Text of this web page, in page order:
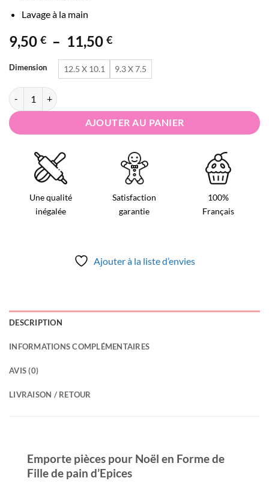
Lavage à la main
9,50 € – 11,50 €Plage
prix :
9,50 €
11,50 €
Dimension 12.5 X 10.1 9.3 X 7.5
quantité de Emporte pièce Noël en acier - Fille de pain d'Épice
AJOUTER AU PANIER
Une qualité
inégalée
Satisfaction
garantie
100%
Français
Ajouter à la liste d’envies
DESCRIPTION
INFORMATIONS COMPLÉMENTAIRES
AVIS (0)
LIVRAISON / RETOUR
Emporte pièces pour Noël en Forme de
Fille de pain d’Epices